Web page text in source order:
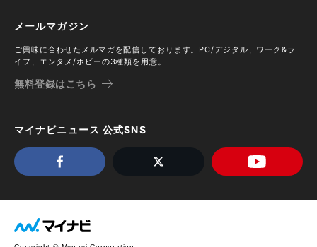
メールマガジン
ご興味に合わせたメルマガを配信しております。PC/デジタル、ワーク&ラ
イフ、エンタメ/ホビーの3種類を用意。
無料登録はこちら
マイナビニュース 公式SNS